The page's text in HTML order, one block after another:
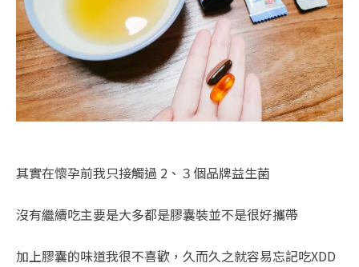
其實在懷孕前我只接觸過 2、３個品牌益生菌
沒有繼續吃主要是大多都是膠囊裝並不是很好攜帶
加上膠囊的味道我很不喜歡，久而久之就容易忘記吃XDD